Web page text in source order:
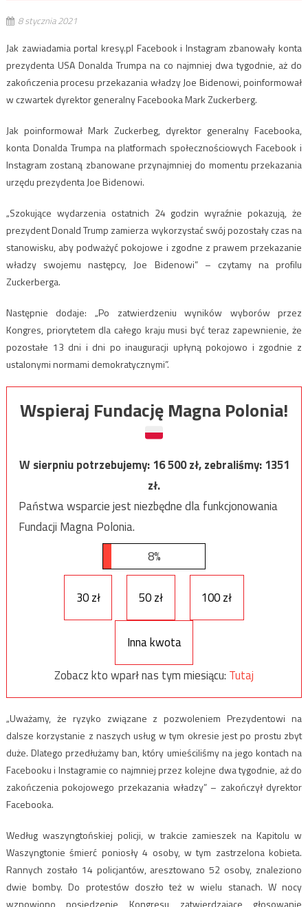
8 stycznia 2021
Jak zawiadamia portal kresy.pl Facebook i Instagram zbanowały konta
prezydenta USA Donalda Trumpa na co najmniej dwa tygodnie, aż do
zakończenia procesu przekazania władzy Joe Bidenowi, poinformował
w czwartek dyrektor generalny Facebooka Mark Zuckerberg.
Jak poinformował Mark Zuckerbeg, dyrektor generalny Facebooka,
konta Donalda Trumpa na platformach społecznościowych Facebook i
Instagram zostaną zbanowane przynajmniej do momentu przekazania
urzędu prezydenta Joe Bidenowi.
„Szokujące wydarzenia ostatnich 24 godzin wyraźnie pokazują, że
prezydent Donald Trump zamierza wykorzystać swój pozostały czas na
stanowisku, aby podważyć pokojowe i zgodne z prawem przekazanie
władzy swojemu następcy, Joe Bidenowi” – czytamy na profilu
Zuckerberga.
Następnie dodaje: „Po zatwierdzeniu wyników wyborów przez
Kongres, priorytetem dla całego kraju musi być teraz zapewnienie, że
pozostałe 13 dni i dni po inauguracji upłyną pokojowo i zgodnie z
ustalonymi normami demokratycznymi”.
Wspieraj Fundację Magna Polonia!
W sierpniu potrzebujemy:16 500zł, zebraliśmy:1351
zł.
Państwa wsparcie jest niezbędne dla funkcjonowania
Fundacji Magna Polonia.
8%
30 zł 50 zł 100 zł
Inna kwota
Zobacz kto wparł nas tym miesiącu: Tutaj
„Uważamy, że ryzyko związane z pozwoleniem Prezydentowi na
dalsze korzystanie z naszych usług w tym okresie jest po prostu zbyt
duże. Dlatego przedłużamy ban, który umieściliśmy na jego kontach na
Facebooku i Instagramie co najmniej przez kolejne dwa tygodnie, aż do
zakończenia pokojowego przekazania władzy” – zakończył dyrektor
Facebooka.
Według waszyngtońskiej policji, w trakcie zamieszek na Kapitolu w
Waszyngtonie śmierć poniosły 4 osoby, w tym zastrzelona kobieta.
Rannych zostało 14 policjantów, aresztowano 52 osoby, znaleziono
dwie bomby. Do protestów doszło też w wielu stanach. W nocy
wznowiono posiedzenie Kongresu zatwierdzające głosowanie